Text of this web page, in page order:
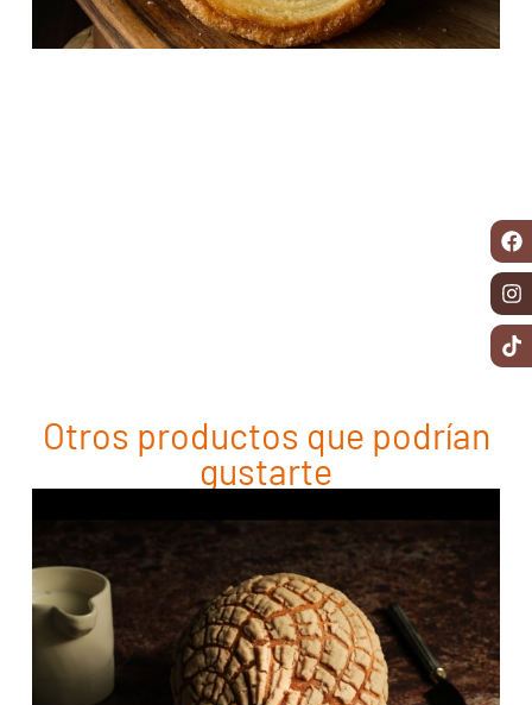
Otros productos que podrían
gustarte